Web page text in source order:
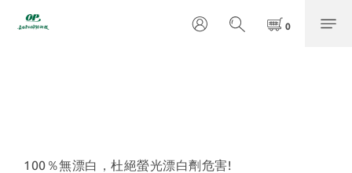
100％無漂白，杜絕螢光漂白劑危害!